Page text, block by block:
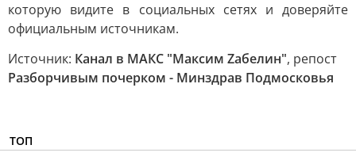
которую видите в социальных сетях и доверяйте
официальным источникам.
Источник: Канал в МАКС "Максим Zабелин", репост
Разборчивым почерком - Минздрав Подмосковья
ТОП